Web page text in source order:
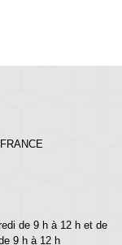
de 9 h à 12 h et de
9 h à 12 h